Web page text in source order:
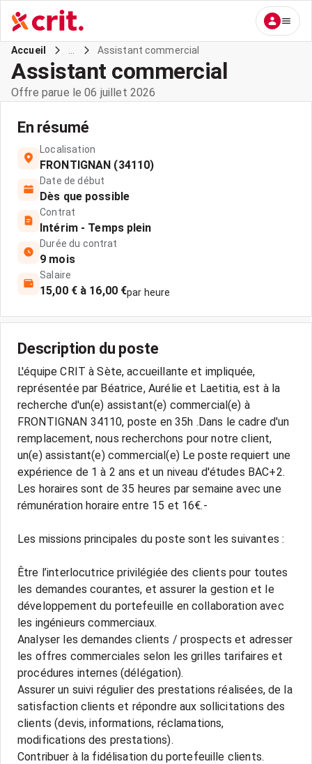
Accueil Assistant commercial
Assistant commercial
Offre parue le 06 juillet 2026
En résumé
Localisation
FRONTIGNAN (34110)
Date de début
Dès que possible
Contrat
Intérim - Temps plein
Durée du contrat
9 mois
Salaire
15,00 € à 16,00 €par heure
Description du poste
L'équipe CRIT à Sète, accueillante et impliquée,
représentée par Béatrice, Aurélie et Laetitia, est à la
recherche d'un(e) assistant(e) commercial(e) à
FRONTIGNAN 34110, poste en 35h .Dans le cadre d'un
remplacement, nous recherchons pour notre client,
un(e) assistant(e) commercial(e) Le poste requiert une
expérience de 1 à 2 ans et un niveau d'études BAC+2.
Les horaires sont de 35 heures par semaine avec une
rémunération horaire entre 15 et 16€.-
Les missions principales du poste sont les suivantes :
Être l’interlocutrice privilégiée des clients pour toutes
les demandes courantes, et assurer la gestion et le
développement du portefeuille en collaboration avec
les ingénieurs commerciaux.
Analyser les demandes clients / prospects et adresser
les offres commerciales selon les grilles tarifaires et
procédures internes (délégation).
Assurer un suivi régulier des prestations réalisées, de la
satisfaction clients et répondre aux sollicitations des
clients (devis, informations, réclamations,
modifications des prestations).
Contribuer à la fidélisation du portefeuille clients.